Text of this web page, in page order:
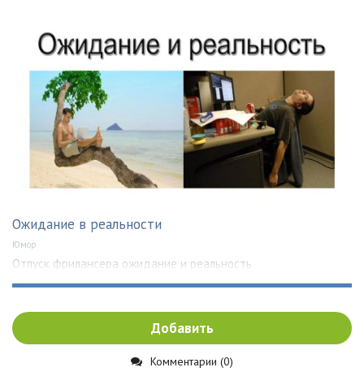
Ожидание в реальности
Юмор
Отпуск фрилансера ожидание и реальность
Добавить
Комментарии (0)